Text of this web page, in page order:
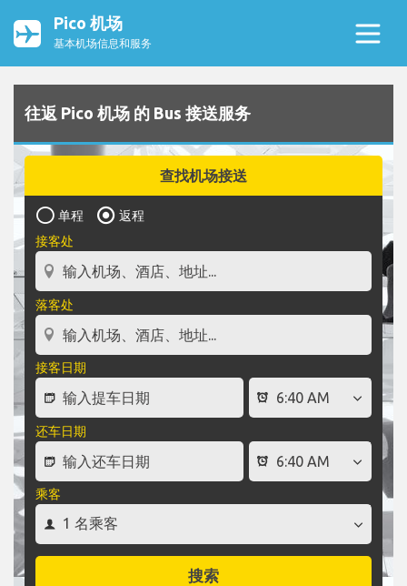
Pico 机场
基本机场信息和服务
往返 Pico 机场 的 Bus 接送服务
查找机场接送
单程
返程
接客处
落客处
接客日期
还车日期
乘客
搜索